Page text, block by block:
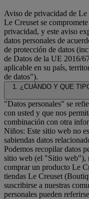
Aviso de privacidad de Le
Le Creuset se
privacidad, y este aviso
datos personales de
de protección de datos
de Datos de la UE 2016/
aplicable en su país,
de datos").
1. ¿CUÁNDO Y QUE
"Datos personales" se
con usted y que nos
combinación con otra
Niños: Este sitio web no
sabiendas datos
Podemos recopilar datos
sitio web (el "Sitio web"),
comprar un producto Le
tiendas Le Creuset
suscribirse a nuestras
personales pueden